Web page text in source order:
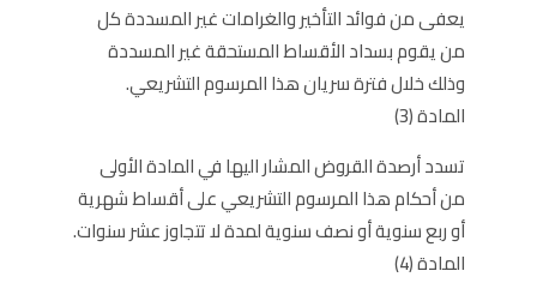
يعفى من فوائد التأخير والغرامات غير المسددة كل
من يقوم بسداد الأقساط المستحقة غير المسددة
وذلك خلال فترة سريان هذا المرسوم التشريعي.
المادة (3)
تسدد أرصدة القروض المشار اليها في المادة الأولى
من أحكام هذا المرسوم التشريعي على أقساط شهرية
أو ربع سنوية أو نصف سنوية لمدة لا تتجاوز عشر سنوات.
المادة (4)